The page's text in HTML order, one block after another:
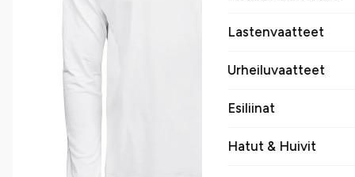
Lastenvaatteet
Urheiluvaatteet
Esiliinat
Hatut & Huivit